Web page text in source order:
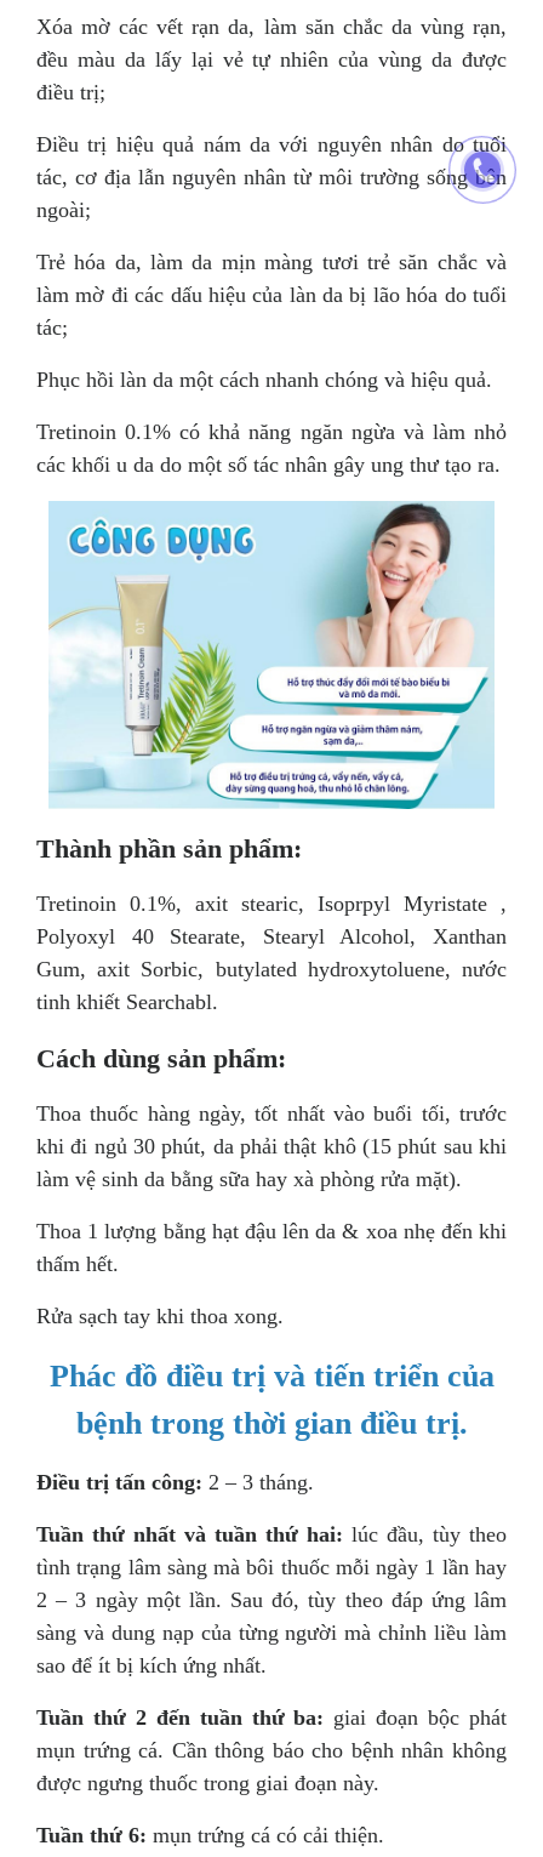
Xóa mờ các vết rạn da, làm săn chắc da vùng rạn,
đều màu da lấy lại vẻ tự nhiên của vùng da được
điều trị;
Điều trị hiệu quả nám da với nguyên nhân do tuổi
tác, cơ địa lẫn nguyên nhân từ môi trường sống bên
ngoài;
Trẻ hóa da, làm da mịn màng tươi trẻ săn chắc và
làm mờ đi các dấu hiệu của làn da bị lão hóa do tuổi
tác;
Phục hồi làn da một cách nhanh chóng và hiệu quả.
Tretinoin 0.1% có khả năng ngăn ngừa và làm nhỏ
các khối u da do một số tác nhân gây ung thư tạo ra.
Thành phần sản phẩm:
Tretinoin 0.1%, axit stearic, Isoprpyl Myristate ,
Polyoxyl 40 Stearate, Stearyl Alcohol, Xanthan
Gum, axit Sorbic, butylated hydroxytoluene, nước
tinh khiết Searchabl.
Cách dùng sản phẩm:
Thoa thuốc hàng ngày, tốt nhất vào buổi tối, trước
khi đi ngủ 30 phút, da phải thật khô (15 phút sau khi
làm vệ sinh da bằng sữa hay xà phòng rửa mặt).
Thoa 1 lượng bằng hạt đậu lên da & xoa nhẹ đến khi
thấm hết.
Rửa sạch tay khi thoa xong.
Phác đồ điều trị và tiến triển của
bệnh trong thời gian điều trị.
Ðiều trị tấn công: 2 – 3 tháng.
Tuần thứ nhất và tuần thứ hai: lúc đầu, tùy theo
tình trạng lâm sàng mà bôi thuốc mỗi ngày 1 lần hay
2 – 3 ngày một lần. Sau đó, tùy theo đáp ứng lâm
sàng và dung nạp của từng người mà chỉnh liều làm
sao để ít bị kích ứng nhất.
Tuần thứ 2 đến tuần thứ ba: giai đoạn bộc phát
mụn trứng cá. Cần thông báo cho bệnh nhân không
được ngưng thuốc trong giai đoạn này.
Tuần thứ 6: mụn trứng cá có cải thiện.